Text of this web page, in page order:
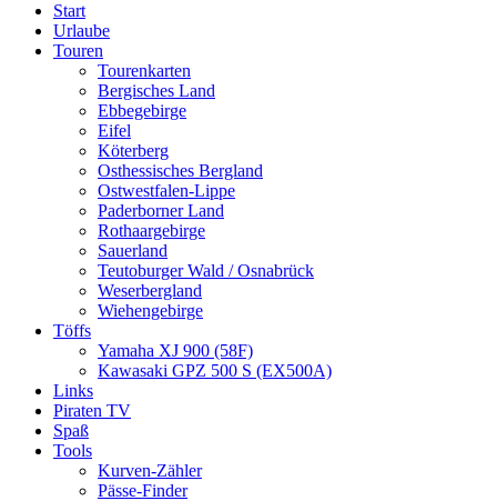
page
opens
page
opens
page
opens
Start
Urlaube
Touren
Tourenkarten
Bergisches Land
Ebbegebirge
Eifel
Köterberg
Osthessisches Bergland
Ostwestfalen-Lippe
Paderborner Land
Rothaargebirge
Sauerland
Teutoburger Wald / Osnabrück
Weserbergland
Wiehengebirge
Töffs
Yamaha XJ 900 (58F)
Kawasaki GPZ 500 S (EX500A)
Links
Piraten TV
Spaß
Tools
Kurven-Zähler
Pässe-Finder